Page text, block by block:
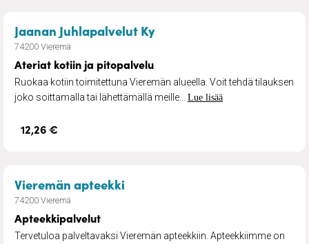
Jaanan Juhlapalvelut Ky– Ateriat kotiin ja
74200 Vieremä
Ateriat kotiin ja pitopalvelu
Ruokaa kotiin toimitettuna Vieremän alueella. Voit tehdä tilauksen
joko soittamalla tai lähettämällä meille... Lue lisää
12,26 €
Vieremän apteekki
74200 Vieremä
Apteekkipalvelut
Tervetuloa palveltavaksi Vieremän apteekkiin. Apteekkiimme on